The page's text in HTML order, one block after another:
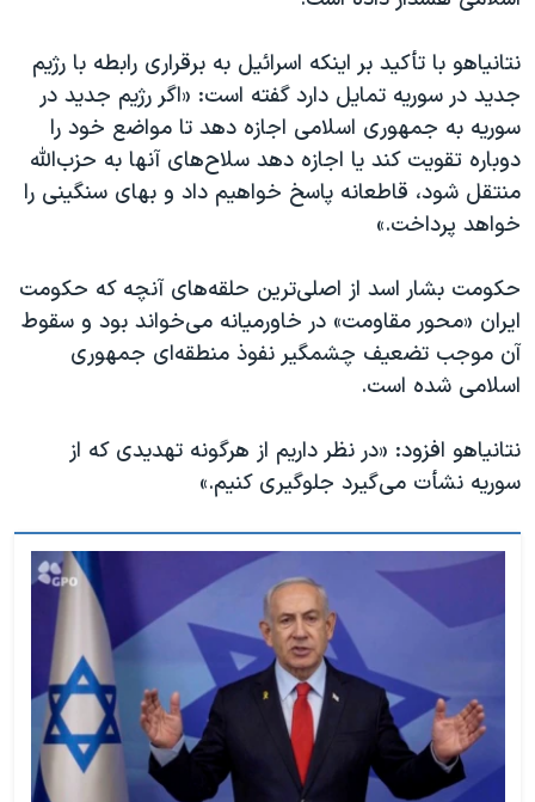
نتانیاهو با تأکید بر اینکه اسرائیل به برقراری رابطه با رژیم
جدید در سوریه تمایل دارد گفته است: «اگر رژیم جدید در
سوریه به جمهوری اسلامی اجازه دهد تا مواضع خود را
دوباره تقویت کند یا اجازه دهد سلاح‌های آنها به حزب‌الله
منتقل شود، قاطعانه پاسخ خواهیم داد و بهای سنگینی را
خواهد پرداخت.»
حکومت بشار اسد از اصلی‌ترین حلقه‌‌های آنچه که حکومت
ایران «محور مقاومت» در خاورمیانه می‌خواند بود و سقوط
آن موجب تضعیف چشمگیر نفوذ منطقه‌ای جمهوری
اسلامی شده است.
نتانیاهو افزود: «در نظر داریم از هرگونه تهدیدی که از
سوریه نشأت می‌گیرد جلوگیری کنیم.»